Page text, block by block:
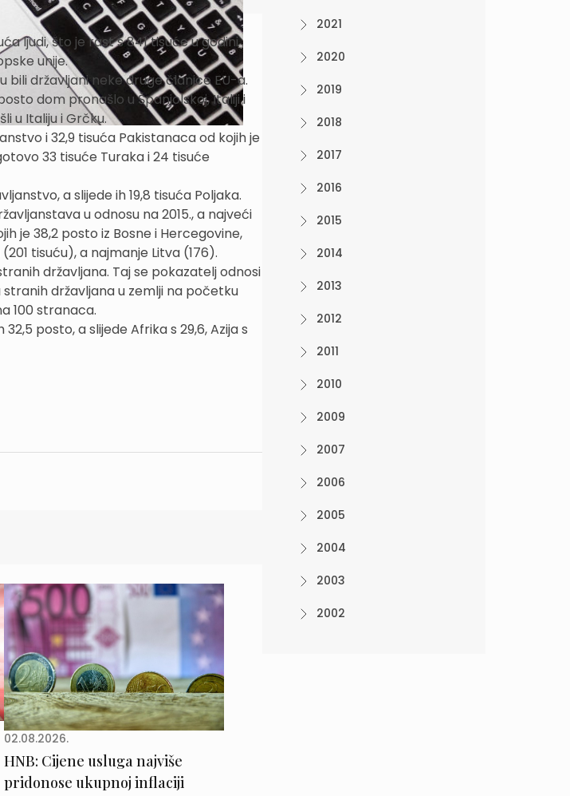
ljudi, što je rast s 841 tisuće u godini
unije.
bili državljani neke druge članice EU-a.
dom pronašlo u Španjolskoj, Italiji i
u Italiju i Grčku.
i 32,9 tisuća Pakistanaca od kojih je
33 tisuće Turaka i 24 tisuće
a slijede ih 19,8 tisuća Poljaka.
u odnosu na 2015., a najveći
je 38,2 posto iz Bosne i Hercegovine,
tisuću), a najmanje Litva (176).
državljana. Taj se pokazatelj odnosi
državljana u zemlji na početku
100 stranaca.
posto, a slijede Afrika s 29,6, Azija s
02.08.2026.
HNB: Cijene usluga najviše
pridonose ukupnoj inflaciji
2021
2020
2019
2018
2017
2016
2015
2014
2013
2012
2011
2010
2009
2007
2006
2005
2004
2003
2002